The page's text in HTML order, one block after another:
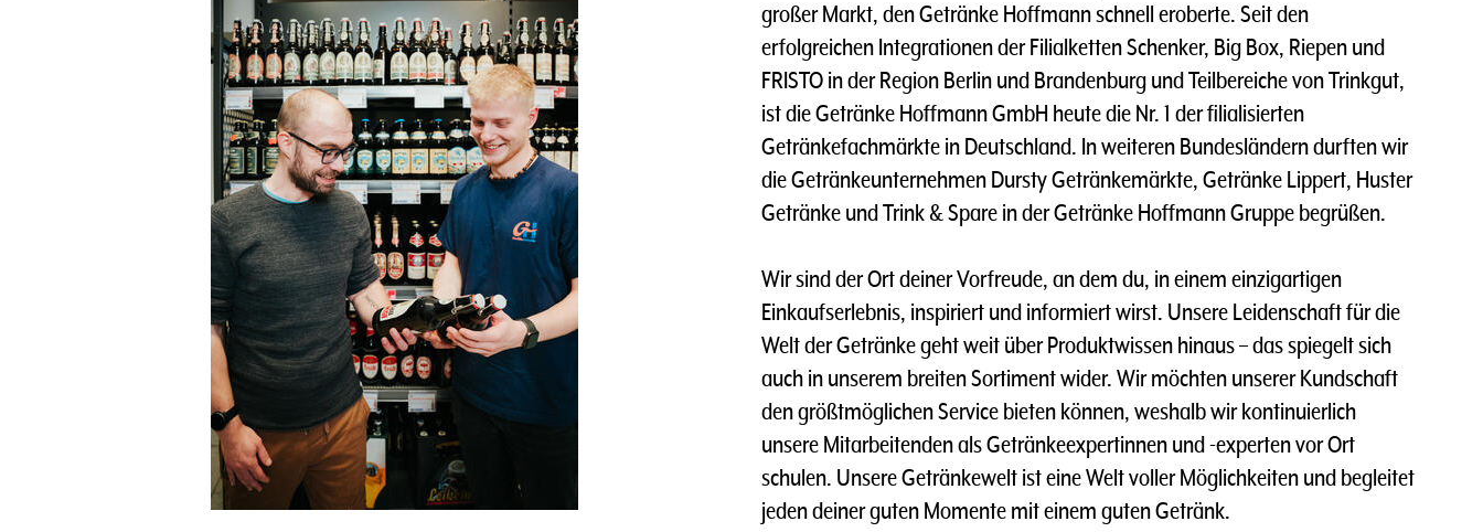
großer Markt, den Getränke Hoffmann schnell eroberte. Seit den
erfolgreichen Integrationen der Filialketten Schenker, Big Box, Riepen und
FRISTO in der Region Berlin und Brandenburg und Teilbereiche von Trinkgut,
ist die Getränke Hoffmann GmbH heute die Nr. 1 der filialisierten
Getränkefachmärkte in Deutschland. In weiteren Bundesländern durften wir
die Getränkeunternehmen Dursty Getränkemärkte, Getränke Lippert, Huster
Getränke und Trink & Spare in der Getränke Hoffmann Gruppe begrüßen.
Wir sind der Ort deiner Vorfreude, an dem du, in einem einzigartigen
Einkaufserlebnis, inspiriert und informiert wirst. Unsere Leidenschaft für die
Welt der Getränke geht weit über Produktwissen hinaus – das spiegelt sich
auch in unserem breiten Sortiment wider. Wir möchten unserer Kundschaft
den größtmöglichen Service bieten können, weshalb wir kontinuierlich
unsere Mitarbeitenden als Getränkeexpertinnen und -experten vor Ort
schulen. Unsere Getränkewelt ist eine Welt voller Möglichkeiten und begleitet
jeden deiner guten Momente mit einem guten Getränk.